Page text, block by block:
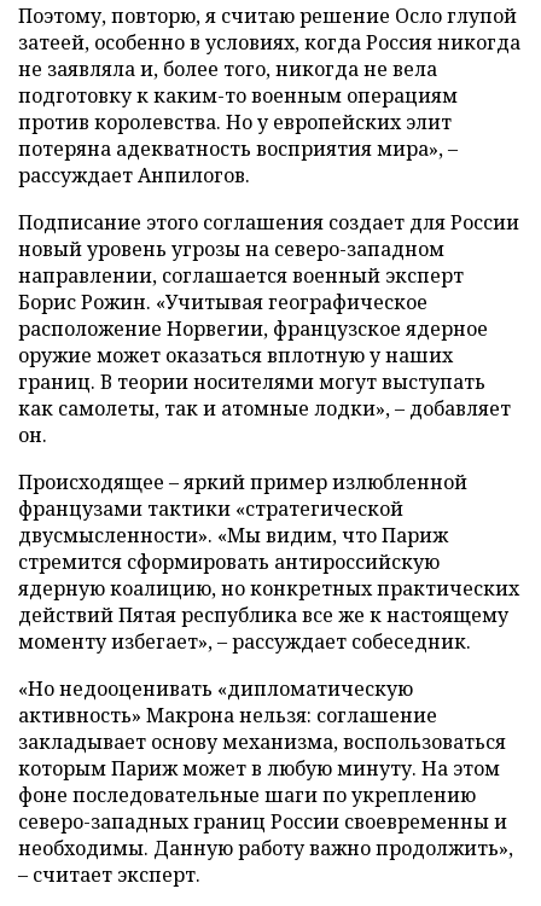
Поэтому, повторю, я считаю решение Осло глупой
затеей, особенно в условиях, когда Россия никогда
не заявляла и, более того, никогда не вела
подготовку к каким-то военным операциям
против королевства. Но у европейских элит
потеряна адекватность восприятия мира», –
рассуждает Анпилогов.
Подписание этого соглашения создает для России
новый уровень угрозы на северо-западном
направлении, соглашается военный эксперт
Борис Рожин. «Учитывая географическое
расположение Норвегии, французское ядерное
оружие может оказаться вплотную у наших
границ. В теории носителями могут выступать
как самолеты, так и атомные лодки», – добавляет
он.
Происходящее – яркий пример излюбленной
французами тактики «стратегической
двусмысленности». «Мы видим, что Париж
стремится сформировать антироссийскую
ядерную коалицию, но конкретных практических
действий Пятая республика все же к настоящему
моменту избегает», – рассуждает собеседник.
«Но недооценивать «дипломатическую
активность» Макрона нельзя: соглашение
закладывает основу механизма, воспользоваться
которым Париж может в любую минуту. На этом
фоне последовательные шаги по укреплению
северо-западных границ России своевременны и
необходимы. Данную работу важно продолжить»,
– считает эксперт.